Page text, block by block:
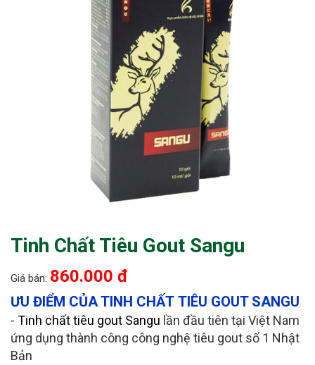
Tinh Chất Tiêu Gout Sangu
Giá bán: 860.000 đ
ƯU ĐIỂM CỦA TINH CHẤT TIÊU GOUT SANGU
- Tinh chất tiêu gout Sangu lần đầu tiên tại Việt Nam
ứng dụng thành công công nghệ tiêu gout số 1 Nhật
Bản